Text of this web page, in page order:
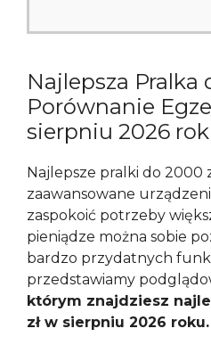
Najlepsza Pralka
Porównanie
sierpniu 2026
Najlepsze pralki do 2000
zaawansowane
zaspokoić potrzeby
pieniądze można sobie
bardzo przydatnych
przedstawiamy
którym znajdziesz
zł w sierpniu 2026 roku.